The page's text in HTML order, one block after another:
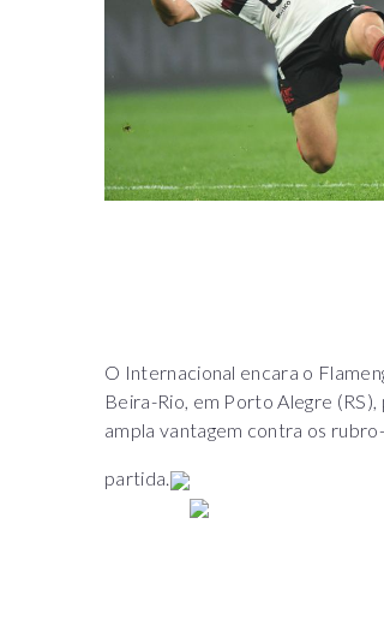
O Internacional encara o
Beira-Rio, em Porto Alegre
ampla vantagem contra os
partida.